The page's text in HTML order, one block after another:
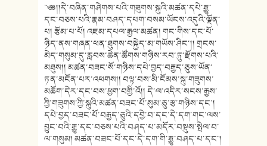
༄༅།།དེ་བཞིན་གཤེགས་པའི་གཟུགས་སྐུའི་མཚན་དཔེ་རྒྱུ་
དང་བཅས་པའི་རྣམ་བཤད་དཔག་བསམ་ཡོངས་འདུའི་ལྗོན་
པ། རྩོམ་པ་པོ། འཇམ་དཔལ་རྒྱལ་མཚན། གང་གིས་དང་པོ་
ཉིད་ནས་གཞན་ཕན་ཐུགས་བསྐྱེད་མ་གཡོས་ཤིང་།། གྲངས་
མེད་གསུམ་དུ་རླབས་ཆེན་ཚོགས་གཉིས་རབ་ཏུ་རྫོགས་པའི་
མཐུས།། མཚན་བཟང་སོ་གཉིས་དཔེ་བྱད་བརྒྱད་ཅུས་ཡོན་
ཏན་མངོན་པར་འཕགས།། བལྟ་བས་མི་ངོམས་སྐུ་གཟུགས་
མཆོག་དེར་དང་བས་ཕྱག་བགྱི་འོ།། དེ་ལ་འདིར་སངས་རྒྱས་
ཀྱི་གཟུགས་ཀྱི་སྐུའི་མཚན་བཟང་པོ་སུམ་ཅུ་རྩ་གཉིས་དང་།
དཔེ་བྱད་བཟང་པོ་བརྒྱད་ཅུའི་དབྱེ་བ་དང་དེ་དག་གང་ལས་
བྱུང་བའི་རྒྱུ་དང་བཅས་པའི་བཤད་པ་མདོར་བསྡུས་སྤེལ་བ་
ལ་གསུམ། མཚན་བཟང་པོ་དང་དེ་དག་གི་རྒྱུ་བཤད་པ་དང་།